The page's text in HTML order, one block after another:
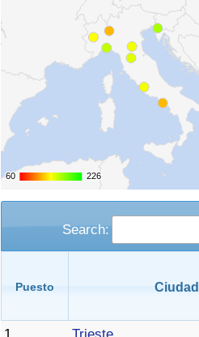
60
60 226
226
Search:
Puesto Ciudad
1 Trieste
Índice de Tráfico
Índice de Tráfico (Actual)
Índice de Tráfico por País